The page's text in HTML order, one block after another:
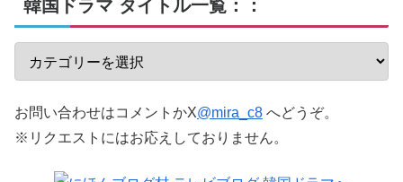
韓国ドラマ タイトル一覧：：
お問い合わせはコメントかX@mira_c8 へどうぞ。
※リクエストにはお応えしておりません。